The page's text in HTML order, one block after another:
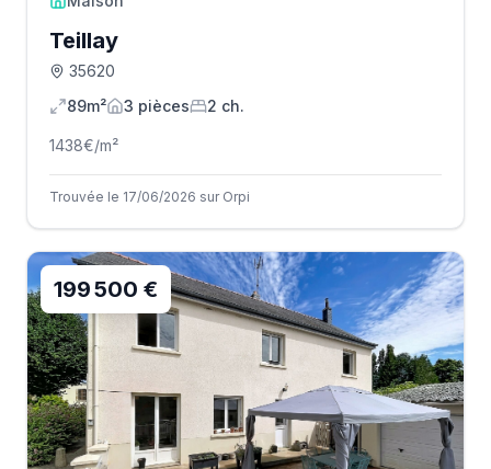
Teillay
35620
89m²
3 pièces 2 ch.
1438€/m²
Trouvée le 17/06/2026 sur Orpi
199 500 €